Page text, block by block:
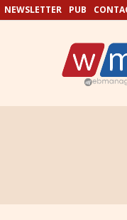
NEWSLETTER PUB